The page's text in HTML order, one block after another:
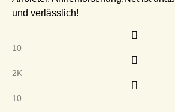
und verlässlich!
10
2K
10